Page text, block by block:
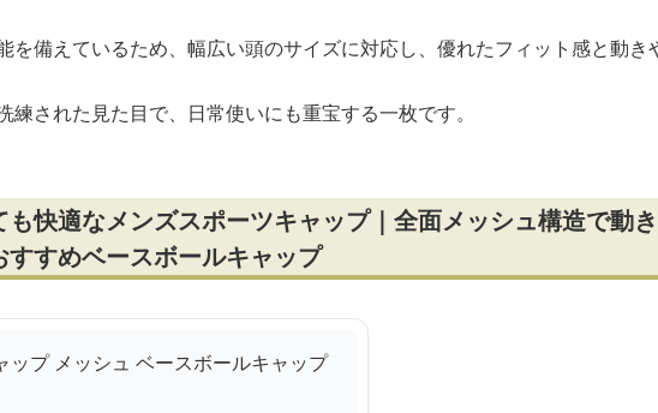
を備えているため、幅広い頭のサイズに対応し、優れたフィット感と動き
練された見た目で、日常使いにも重宝する一枚です。
も快適なメンズスポーツキャップ｜全面メッシュ構造で動
すすめベースボールキャップ